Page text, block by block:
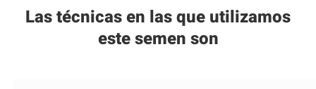
Las técnicas en las que utilizamos
este semen son